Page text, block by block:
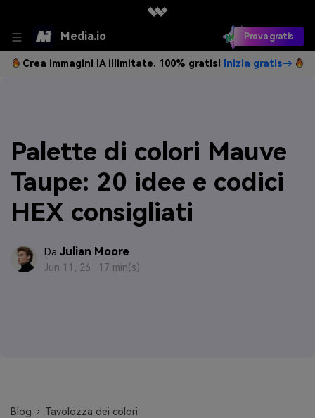
Media.io Prova gratis
Crea immagini IA illimitate. 100% gratis! Inizia gratis→
Palette di colori Mauve
Taupe: 20 idee e codici
HEX consigliati
Da Julian Moore
Jun 11, 26 · 17 min(s)
Blog
Tavolozza dei colori